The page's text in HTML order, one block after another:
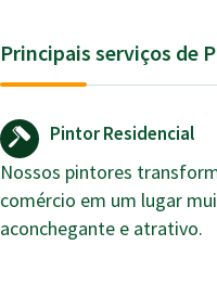
Principais serviços de
Pintor Residencial
Nossos pintores
comércio em um lugar
aconchegante e atrativo.